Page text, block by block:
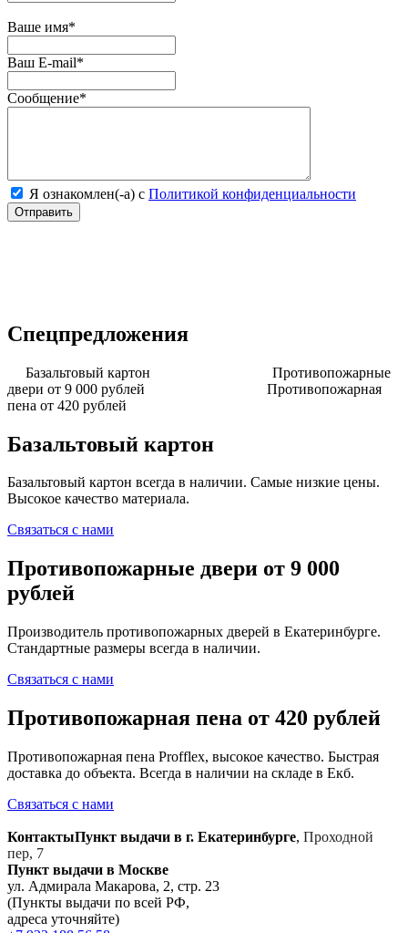
Ваше имя*
Ваш E-mail*
Сообщение*
Я ознакомлен(-а) с Политикой конфиденциальности
Спецпредложения
Базальтовый картон
Противопожарные
двери от 9 000 рублей
Противопожарная
пена от 420 рублей
Базальтовый картон
Базальтовый картон всегда в наличии. Самые низкие цены.
Высокое качество материала.
Связаться с нами
Противопожарные двери от 9 000
рублей
Производитель противопожарных дверей в Екатеринбурге.
Стандартные размеры всегда в наличии.
Связаться с нами
Противопожарная пена от 420 рублей
Противопожарная пена Profflex, высокое качество. Быстрая
доставка до объекта. Всегда в наличии на складе в Екб.
Связаться с нами
КонтактыПункт выдачи в г. Екатеринбурге, Проходной
пер, 7
Пункт выдачи в Москве
ул. Адмирала Макарова, 2, стр. 23
(Пункты выдачи по всей РФ,
адреса уточняйте)